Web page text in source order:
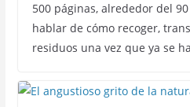
500 páginas, alrededor del
hablar de cómo recoger,
residuos una vez que ya se